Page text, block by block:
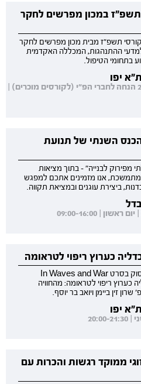
במכון מפרשים לחקר
תשפ"ז מבית מכון מפרשים לחקר
ההתנהגות, המכללה האקדמית
בתחומי הטיפול.
יפו
15% הנחת רישום עד 14/08 | 20% הנחה לחברי הפ"י (לקורסים מוכרים) |
השנתי של תנועת
לבנייה" - בתוך מציאות
מתמשכת, אנו מזמינים אתכם למפגש
ביצירת עוגנים ובמציאת תקווה.
מכון מפרשים מזמין לערב עיון שיעסוק בסרט In Waves and War
כערוץ ריפוי לטראומה: מהחוויה
זין ביימן ויואב בר יוסף.
יפו
ממוקד רגשות והכרות עם